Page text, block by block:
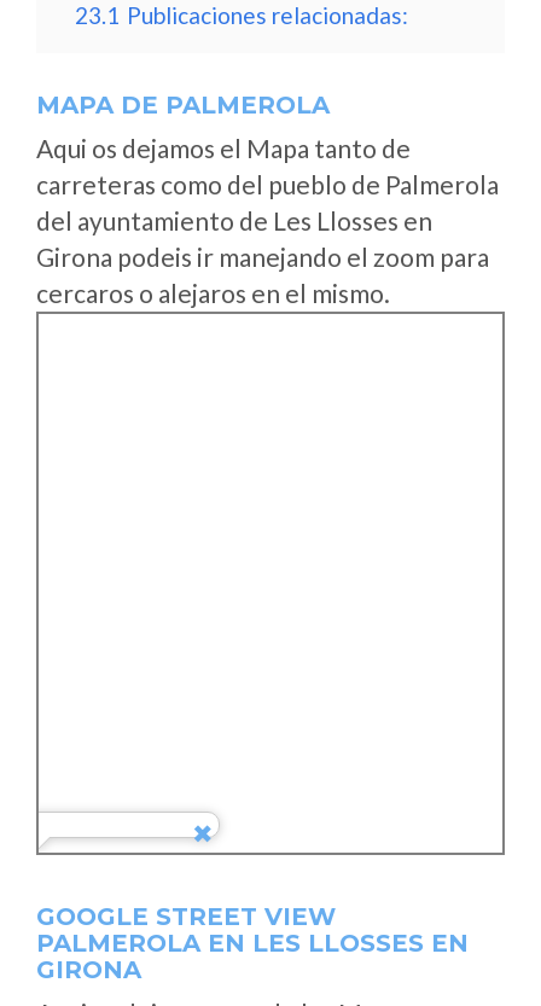
23.1 Publicaciones relacionadas:
MAPA DE PALMEROLA
Aqui os dejamos el Mapa tanto de
carreteras como del pueblo de Palmerola
del ayuntamiento de Les Llosses en
Girona podeis ir manejando el zoom para
cercaros o alejaros en el mismo.
GOOGLE STREET VIEW
PALMEROLA EN LES LLOSSES EN
GIRONA